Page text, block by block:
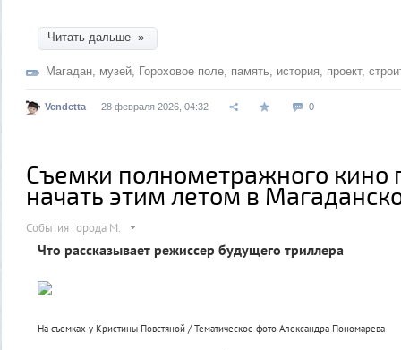
Читать дальше »
Магадан, музей, Гороховое поле, память, история, проект,
Vendetta 28 февраля 2026, 04:32 0
Съемки полнометражного кино
начать этим летом в
События города М.
Что рассказывает режиссер будущего триллера
На съемках у Кристины Повстяной / Тематическое фото Александра Пономарева